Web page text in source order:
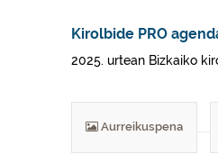
Kirolbide PRO
2025. urtean Bizkaiko
Aurreikuspena